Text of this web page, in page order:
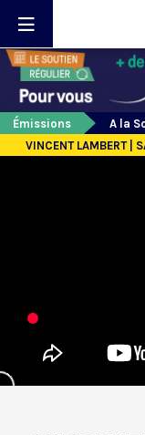
Émissions
A la
VINCENT LAMBERT |